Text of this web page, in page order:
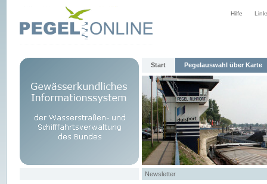
Hilfe
Start Pegelauswahl über Karte
Newsletter